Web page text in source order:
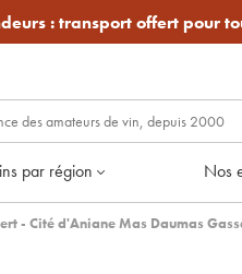
:transport offert pour
par région Nos
- Cité d'Aniane Mas Daumas